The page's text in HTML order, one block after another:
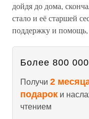
дойдя до дома,
стало и её старшей
поддержку и помощь,
Более 800 000
Получи 2
подарок и
чтением